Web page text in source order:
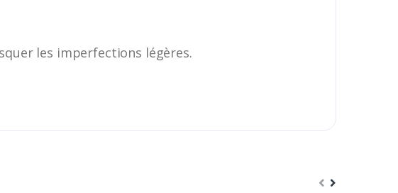
les imperfections légères.